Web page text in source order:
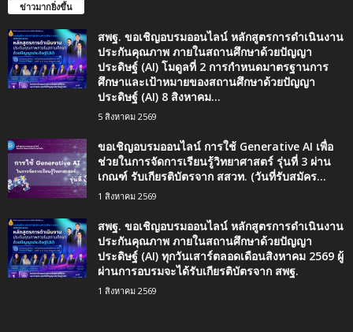
ข่าวมากยิ่งขึ้น
สพฐ. ขอเชิญอบรมออนไลน์ หลักสูตรการดำเนินงาน
ประกันคุณภาพ ภายในสถานศึกษาด้วยปัญญา
ประดิษฐ์ (AI) โมดูลที่ 2 การกำหนดมาตรฐานการ
ศึกษาและเป้าหมายของสถานศึกษาด้วยปัญญา
ประดิษฐ์ (AI) 8 สิงหาคม...
5 สิงหาคม 2569
ขอเชิญอบรมออนไลน์ การใช้ Generative AI เพื่อ
ช่วยในการจัดการเรียนรู้วิทยาศาสตร์ รุ่นที่ 3 ผ่าน
เกณฑ์ รับเกียรติบัตรจาก สสวท. (วันที่รับสมัคร...
1 สิงหาคม 2569
สพฐ. ขอเชิญอบรมออนไลน์ หลักสูตรการดำเนินงาน
ประกันคุณภาพ ภายในสถานศึกษาด้วยปัญญา
ประดิษฐ์ (AI) ทุกวันเสาร์ตลอดเดือนสิงหาคม 2569 ผู้
ผ่านการอบรมจะได้รับเกียรติบัตรจาก สพฐ.
1 สิงหาคม 2569